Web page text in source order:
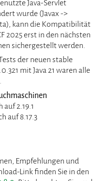
Java-Servlet
wurde (Javax ->
kann die Kompatibilität
2025 erst in den nächsten
sichergestellt werden.
der neuen stable
mit Java 21 waren alle
auf 2.19.1
auf 8.17.3
Empfehlungen und
Link finden Sie in den